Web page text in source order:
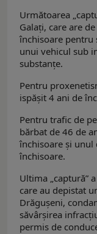
Următoarea
Galaţi, care are
închisoare pentru
unui vehicul sub
substanțe.
Pentru
ispăşit 4 ani de
Pentru trafic de
bărbat de 46 de
închisoare şi unul
închisoare.
Ultima „captură”
care au depistat
Drăgușeni,
săvârșirea
permis de